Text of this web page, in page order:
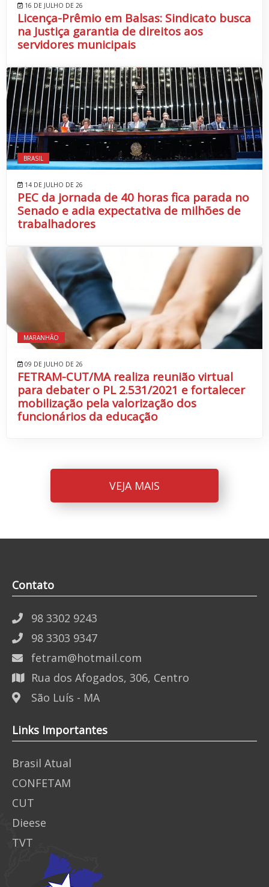
16 DE JULHO DE 26
Licença-Prêmio em Balsas: Sindicato busca
na Justiça garantia de direitos aos
servidores municipais
BRASIL
14 DE JULHO DE 26
PEC da jornada de 40 horas fica parada no
Senado e adia expectativa de milhões de
trabalhadores
MARANHÃO
09 DE JULHO DE 26
FETRAM-CUT/MA realiza reunião virtual
para debater o PL 2.531/2021 e fortalecer
mobilização pela valorização dos
funcionários da educação
VEJA MAIS
Contato
98 3302 9243
98 3303 9347
fetram@hotmail.com
Rua dos Afogados, 306, Centro
São Luís - MA
Links Importantes
Brasil Atual
CONFETAM
CUT
Dieese
TVT